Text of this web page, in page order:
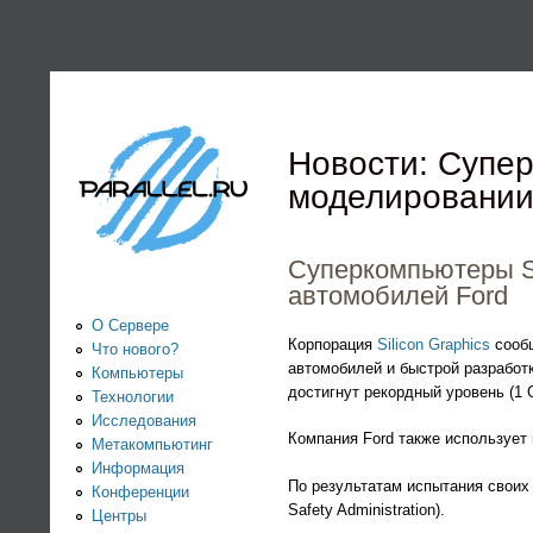
Информационно-
аналитический
центр по
параллельным
вычислениям
Новости:
Суперкомпьютеры
автомобилей Ford
Корпорация Silicon Graphics
автомобилей и быстрой
достигнут рекордный уровень
Компания Ford также
По результатам испытания
Safety Administration).
О Сервере
Что нового?
Компьютеры
Технологии
Исследования
Метакомпьютинг
Информация
Конференции
Центры